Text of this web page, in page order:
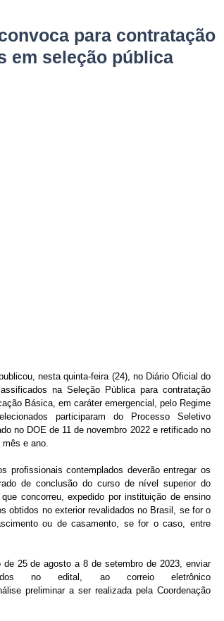
para contratação
em seleção pública
nesta quinta-feira (24), no Diário Oficial do
na Seleção Pública para contratação
Básica, em caráter emergencial, pelo Regime
participaram do Processo Seletivo
no DOE de 11 de novembro 2022 e retificado no
e ano.
profissionais contemplados deverão entregar os
de conclusão do curso de nível superior do
concorreu, expedido por instituição de ensino
obtidos no exterior revalidados no Brasil, se for o
ou de casamento, se for o caso, entre
25 de agosto a 8 de setembro de 2023, enviar
no edital, ao correio eletrônico
preliminar a ser realizada pela Coordenação